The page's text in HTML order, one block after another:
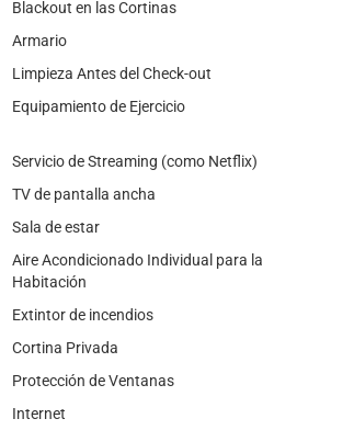
Blackout en las Cortinas
Armario
Limpieza Antes del Check-out
Equipamiento de Ejercicio
Servicio de Streaming (como Netflix)
TV de pantalla ancha
Sala de estar
Aire Acondicionado Individual para la
Habitación
Extintor de incendios
Cortina Privada
Protección de Ventanas
Internet